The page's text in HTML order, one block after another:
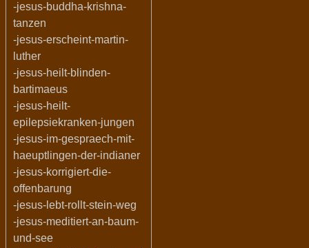
-jesus-buddha-krishna-
tanzen
-jesus-erscheint-martin-
luther
-jesus-heilt-blinden-
bartimaeus
-jesus-heilt-
epilepsiekranken-jungen
-jesus-im-gespraech-mit-
haeuptlingen-der-indianer
-jesus-korrigiert-die-
offenbarung
-jesus-lebt-rollt-stein-weg
-jesus-meditiert-an-baum-
und-see